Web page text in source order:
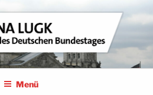
LUGK
BUNDESTAGES
Menü